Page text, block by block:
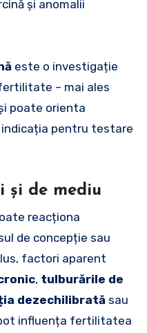
și anomalii
este o investigație
– mai ales
poate orienta
indicația pentru testare
și de mediu
reacționa
de concepție sau
factori aparent
, tulburările de
dezechilibrată sau
influența fertilitatea